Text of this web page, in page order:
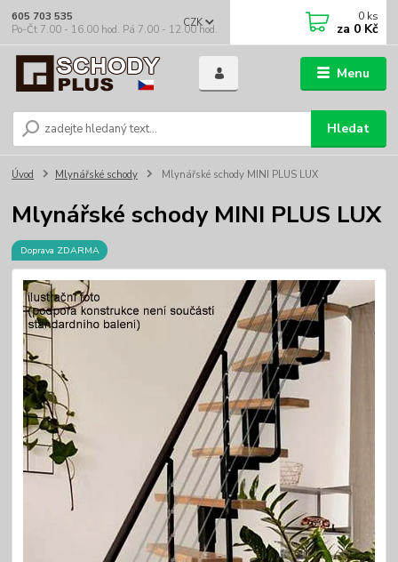
Menu
CZK
Hledat
605 703 535
Po-Čt 7.00 - 16.00 hod. Pá 7.00 - 12.00 hod.
0 ks
za 0 Kč
Úvod Mlynářské schody Mlynářské schody MINI PLUS LUX
Mlynářské schody MINI PLUS LUX
Doprava ZDARMA